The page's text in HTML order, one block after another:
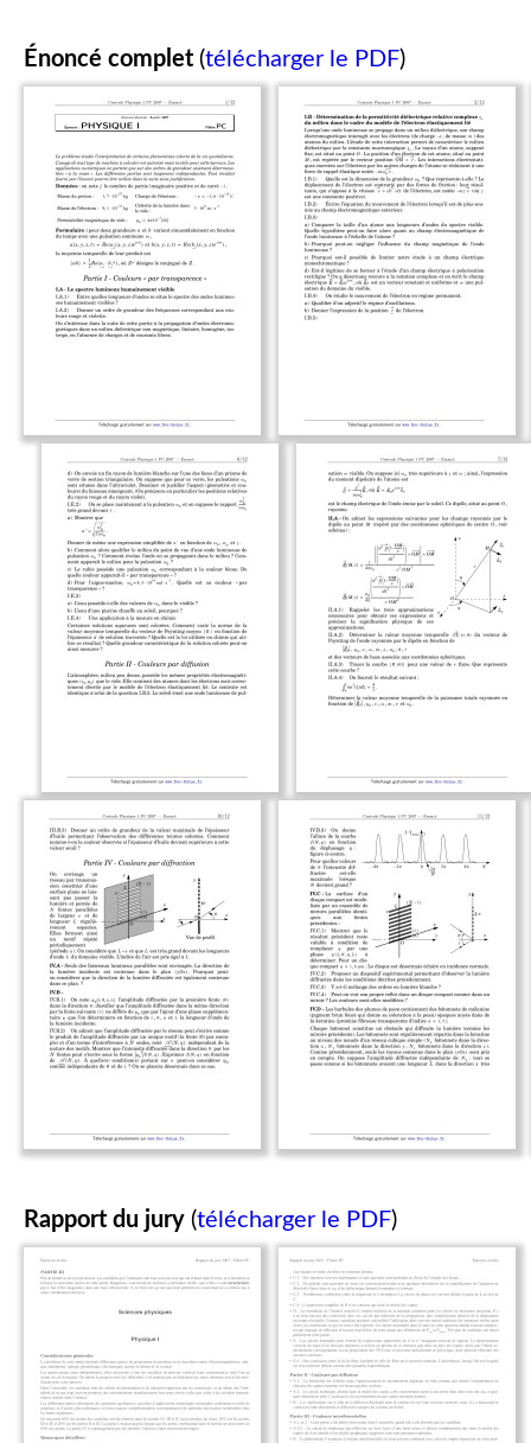
Énoncé complet (télécharger le PDF)
Rapport du jury (télécharger le PDF)